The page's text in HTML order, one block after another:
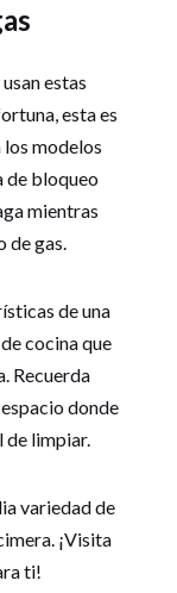
estas
esta es
modelos
de bloqueo
mientras
gas.
de una
cocina que
Recuerda
donde
de limpiar.
variedad de
¡Visita
ti!